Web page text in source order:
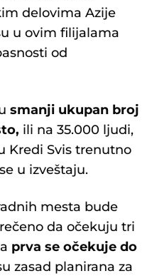
delovima Azije
u ovim filijalama
od
smanji ukupan broj
ili na 35.000 ljudi,
Kredi Svis trenutno
u izveštaju.
mesta bude
da očekuju tri
prva se očekuje do
zasad planirana za